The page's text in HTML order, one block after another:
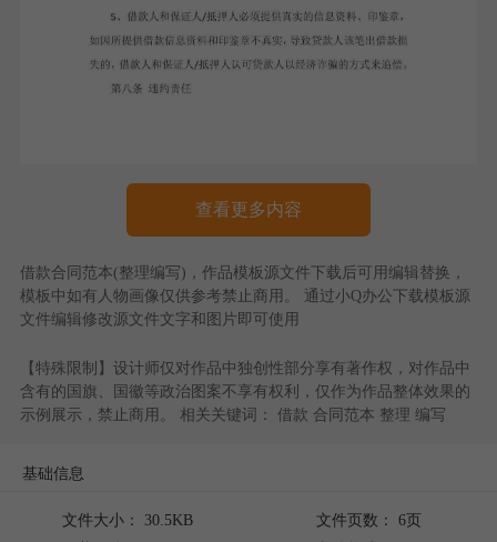
查看更多内容
借款合同范本(整理编写) ，作品模板源文件下载后可用编辑替换，
模板中如有人物画像仅供参考禁止商用。 通过小Q办公下载模板源
文件编辑修改源文件文字和图片即可使用
【特殊限制】设计师仅对作品中独创性部分享有著作权，对作品中
含有的国旗、国徽等政治图案不享有权利，仅作为作品整体效果的
示例展示，禁止商用。 相关关键词： 借款 合同范本 整理 编写
基础信息
文件大小： 30.5KB
文件页数： 6页